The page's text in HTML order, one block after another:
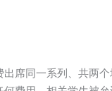
席同一系列、共两